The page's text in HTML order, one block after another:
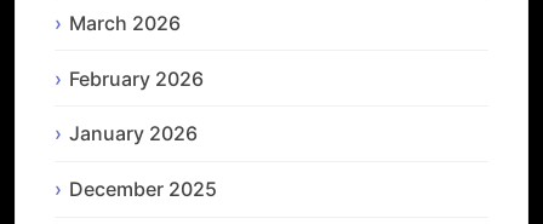
March 2026
February 2026
January 2026
December 2025